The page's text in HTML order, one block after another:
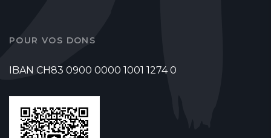
POUR VOS DONS
IBAN CH83 0900 0000 1001 1274 0